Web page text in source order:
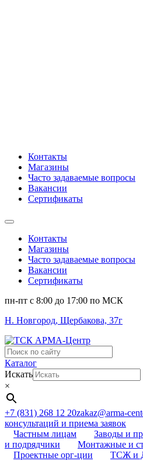
Контакты
Магазины
Часто задаваемые вопросы
Вакансии
Сертификаты
Контакты
Магазины
Часто задаваемые вопросы
Вакансии
Сертификаты
пн-пт c 8:00 до 17:00 по МСК
Н. Новгород, Щербакова, 37г
Поиск
...
Каталог
Искать
×
+7 (831) 268 12 20zakaz@arma-
консультаций и приема заявок
Частным лицам
Заводы и
и подрядчики
Монтажные и
Проектные орг-ции
ТСЖ и